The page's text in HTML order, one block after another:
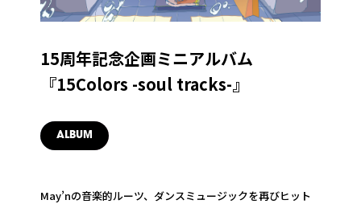
15周年記念企画ミニアルバム
『15Colors -soul tracks-』
ALBUM
May’nの音楽的ルーツ、ダンスミュージックを再びヒット